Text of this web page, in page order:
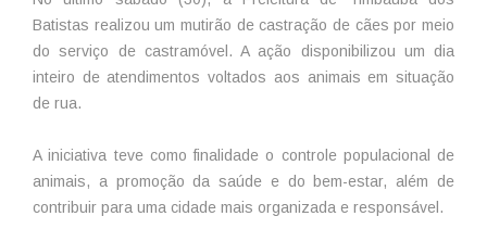
Batistas realizou um mutirão de castração de cães por meio
do serviço de castramóvel. A ação disponibilizou um dia
inteiro de atendimentos voltados aos animais em situação
de rua.
A iniciativa teve como finalidade o controle populacional de
animais, a promoção da saúde e do bem-estar, além de
contribuir para uma cidade mais organizada e responsável.